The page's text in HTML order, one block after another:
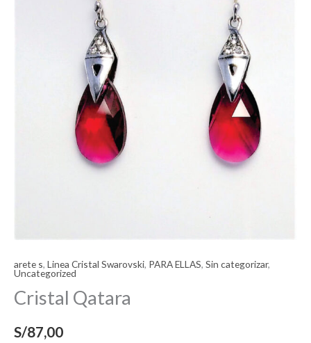
arete s, Linea Cristal Swarovski, PARA ELLAS, Sin categorizar,
Uncategorized
Cristal Qatara
S/87,00